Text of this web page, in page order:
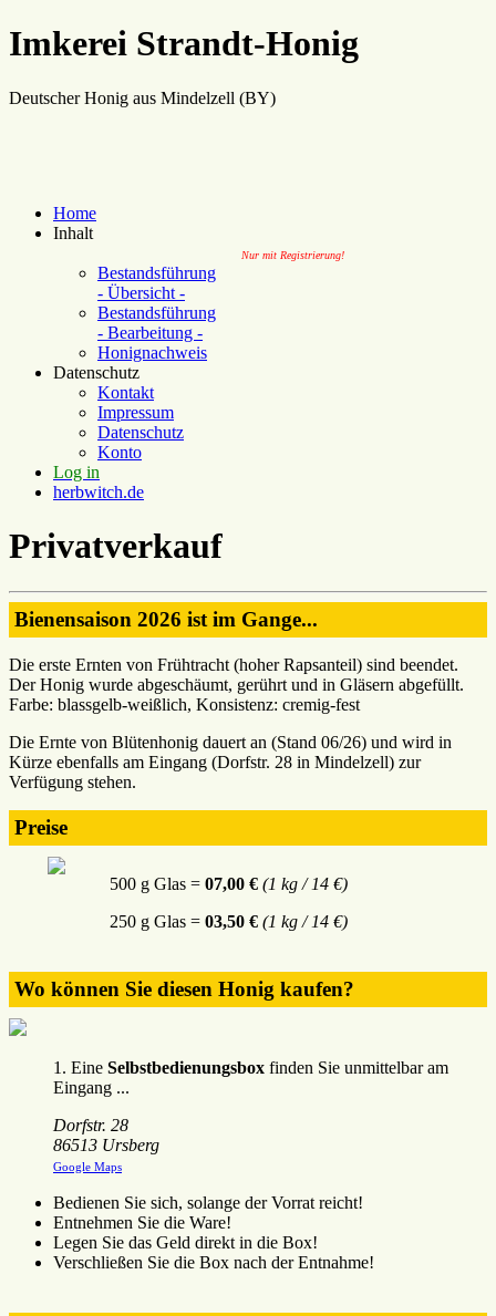
Imkerei Strandt-Honig
Deutscher Honig aus Mindelzell (BY)
Home
Inhalt
Nur mit Registrierung!
Bestandsführung
- Übersicht -
Bestandsführung
- Bearbeitung -
Honignachweis
Datenschutz
Kontakt
Impressum
Datenschutz
Konto
Log in
herbwitch.de
Privatverkauf
Bienensaison 2026 ist im Gange...
Die erste Ernten von Frühtracht (hoher Rapsanteil) sind beendet.
Der Honig wurde abgeschäumt, gerührt und in Gläsern abgefüllt.
Farbe: blassgelb-weißlich, Konsistenz: cremig-fest
Die Ernte von Blütenhonig dauert an (Stand 06/26) und wird in
Kürze ebenfalls am Eingang (Dorfstr. 28 in Mindelzell) zur
Verfügung stehen.
Preise
500 g Glas =07,00 € (1 kg / 14 €)
250 g Glas =03,50 € (1 kg / 14 €)
Wo können Sie diesen Honig kaufen?
1. Eine Selbstbedienungsbox finden Sie unmittelbar am
Eingang ...
Dorfstr. 28
86513 Ursberg
Google Maps
Bedienen Sie sich, solange der Vorrat reicht!
Entnehmen Sie die Ware!
Legen Sie das Geld direkt in die Box!
Verschließen Sie die Box nach der Entnahme!